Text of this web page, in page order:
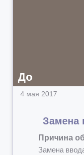
До
4 мая 2017
Замена
Причина
Замена